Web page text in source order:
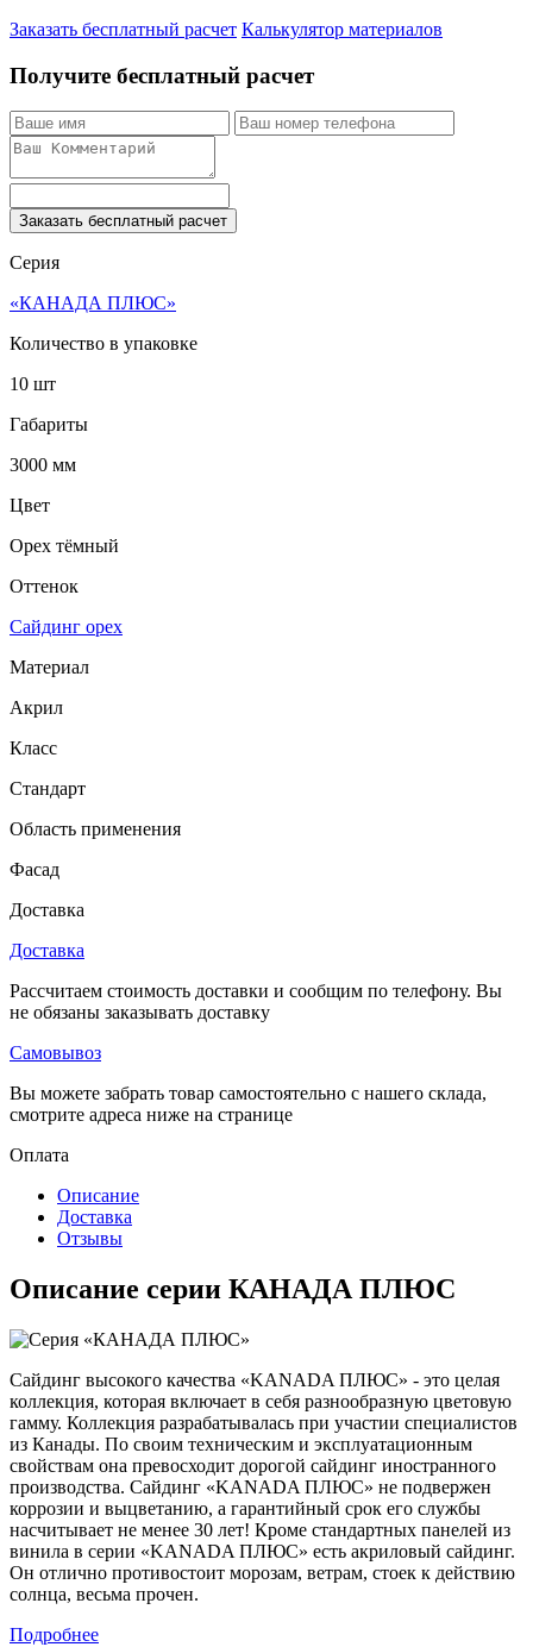
Заказать бесплатный расчет Калькулятор материалов
Получите бесплатный расчет
Заказать бесплатный расчет
Серия
«КАНАДА ПЛЮС»
Количество в упаковке
10 шт
Габариты
3000 мм
Цвет
Орех тёмный
Оттенок
Сайдинг орех
Материал
Акрил
Класс
Стандарт
Область применения
Фасад
Доставка
Доставка
Рассчитаем стоимость доставки и сообщим по телефону. Вы
не обязаны заказывать доставку
Самовывоз
Вы можете забрать товар самостоятельно с нашего склада,
смотрите адреса ниже на странице
Оплата
Описание
Доставка
Отзывы
Описание серии КАНАДА ПЛЮС
Сайдинг высокого качества «KANADA ПЛЮС» - это целая
коллекция, которая включает в себя разнообразную цветовую
гамму. Коллекция разрабатывалась при участии специалистов
из Канады. По своим техническим и эксплуатационным
свойствам она превосходит дорогой сайдинг иностранного
производства. Сайдинг «KANADA ПЛЮС» не подвержен
коррозии и выцветанию, а гарантийный срок его службы
насчитывает не менее 30 лет! Кроме стандартных панелей из
винила в серии «KANADA ПЛЮС» есть акриловый сайдинг.
Он отлично противостоит морозам, ветрам, стоек к действию
солнца, весьма прочен.
Подробнее